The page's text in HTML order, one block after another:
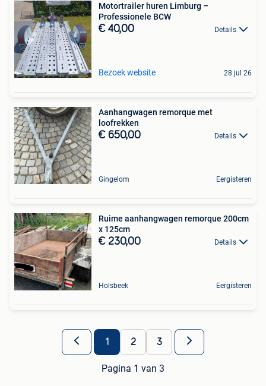
Motortrailer huren Limburg –
Professionele BCW
€ 40,00 Details
Bezoek website 28 jul 26
Aanhangwagen remorque met
loofrekken
€ 650,00 Details
Gingelom Eergisteren
Ruime aanhangwagen remorque 200cm
x 125cm
€ 230,00 Details
Holsbeek Eergisteren
1 2 3
Pagina 1 van 3